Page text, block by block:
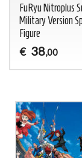
FuRyu Nitroplus
Military Version
Figure
€ 38,00